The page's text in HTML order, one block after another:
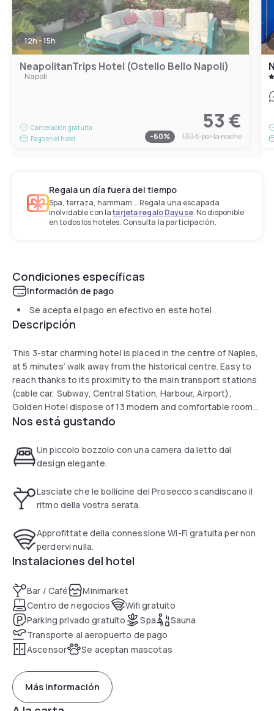
12h - 15h
NeapolitanTrips Hotel (Ostello Bello Napoli)
Napoli
Cancelación gratuita
Pago en el hotel
53 €
-60% 130 €por la noche
Regala un día fuera del tiempo
Spa, terraza, hammam... Regala una escapada
inolvidable con latarjeta regalo Dayuse. No disponible
en todos los hoteles. Consulta la participación.
Condiciones específicas
Información de pago
Se acepta el pago en efectivo en este hotel
Descripción
This 3-star charming hotel is placed in the centre of Naples,
at 5 minutes’ walk away from the historical centre. Easy to
reach thanks to its proximity to the main transport stations
(cable car, Subway, Central Station, Harbour, Airport),
Golden Hotel dispose of 13 modern and comfortable rooms
and offers an American Buffet Breakfast served in a elegant
available a garage on charge.
Nos está gustando
Un piccolo bozzolo con una camera da letto dal
design elegante.
Lasciate che le bollicine del Prosecco scandiscano il
ritmo della vostra serata.
Approfittate della connessione Wi-Fi gratuita per non
perdervi nulla.
Instalaciones del hotel
Bar / Café
Minimarket
Centro de negocios
Wifi gratuito
Parking privado gratuito
Spa
Sauna
Transporte al aeropuerto de pago
Ascensor
Se aceptan mascotas
Más información